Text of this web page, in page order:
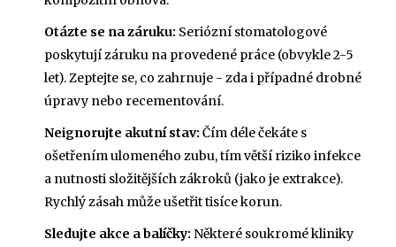
Otázte se na záruku: Seriózní stomatologové
poskytují záruku na provedené práce (obvykle 2-5
let). Zeptejte se, co zahrnuje - zda i případné drobné
úpravy nebo recementování.
Neignorujte akutní stav: Čím déle čekáte s
ošetřením ulomeného zubu, tím větší riziko infekce
a nutnosti složitějších zákroků (jako je extrakce).
Rychlý zásah může ušetřit tisíce korun.
Sledujte akce a balíčky: Některé soukromé kliniky